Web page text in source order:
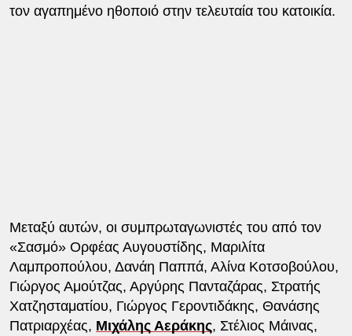
τον αγαπημένο ηθοποιό στην τελευταία του κατοικία.
Μεταξύ αυτών, οι συμπρωταγωνιστές του από τον
«Σασμό» Ορφέας Αυγουστίδης, Μαριλίτα
Λαμπροπούλου, Δανάη Παππά, Αλίνα Κοτσοβούλου,
Γιώργος Αμούτζας, Αργύρης Πανταζάρας, Στρατής
Χατζησταματίου, Γιώργος Γεροντιδάκης, Θανάσης
Πατριαρχέας, Μιχάλης Αεράκης, Στέλιος Μάινας,